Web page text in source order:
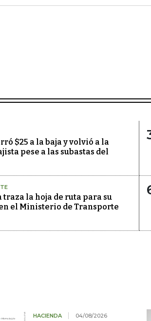
$25 a la baja y volvió a la
pese a las subastas del
traza la hoja de ruta para su
el Ministerio de Transporte
HACIENDA 04/08/2026